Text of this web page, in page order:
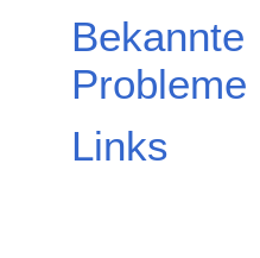
Bekannte
Probleme
Links